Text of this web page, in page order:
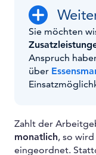
Sie möchten
Anspruch
über
Zahlt der
monatlich, so
eingeordnet.